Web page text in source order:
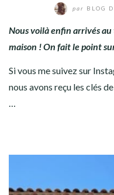
par BLOG
Nous voilà enfin arrivés
maison ! On fait le point
Si vous me suivezsur
nous avons reçu les clés
…